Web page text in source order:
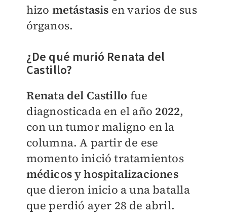
hizo metástasis en varios de sus
órganos.
¿De qué murió Renata del
Castillo?
Renata del Castillo fue
diagnosticada en el año 2022,
con un tumor maligno en la
columna. A partir de ese
momento inició tratamientos
médicos y hospitalizaciones
que dieron inicio a una batalla
que perdió ayer 28 de abril.